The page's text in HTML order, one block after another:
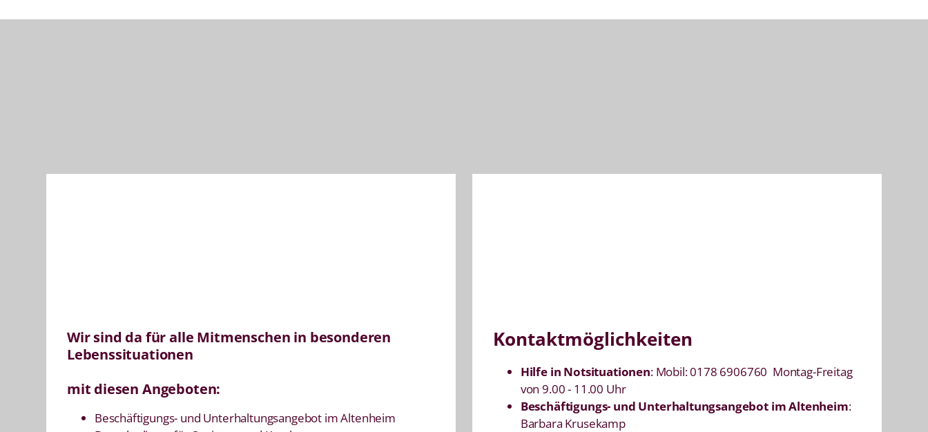
Wir sind da für alle Mitmenschen in besonderen
Lebenssituationen
mit diesen Angeboten:
Beschäftigungs- und Unterhaltungsangebot im Altenheim
Kontaktmöglichkeiten
Hilfe in Notsituationen: Mobil: 0178 6906760 Montag-Freitag
von 9.00 - 11.00 Uhr
Beschäftigungs- und Unterhaltungsangebot im Altenheim:
Barbara Krusekamp